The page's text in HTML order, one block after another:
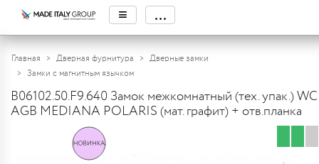
≡ ...
Главная Дверная фурнитура
Дверные замки
Замки с магнитным язычком
B06102.50.F9.640 Замок межкомнатный (тех. упак.) WC
AGB MEDIANA POLARIS (мат. графит) + отв.планка